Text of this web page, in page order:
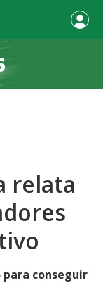
relata
para conseguir